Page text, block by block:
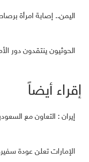
اليمن.. إصابة امرأة
الحوثيون ينتقدون دور
إقراء أيضاً
إيران : التعاون مع
الإمارات تعلن عودة